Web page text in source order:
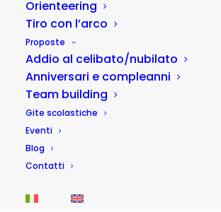
Orienteering
Tiro con l’arco
Proposte
Addio al celibato/nubilato
Anniversari e compleanni
Team building
Gite scolastiche
Eventi
Blog
Contatti
ragionevolmente prevedibili
del regolamento dell’attività stesse.
REGOLAMENTO COMPLETO
Mancata
partecipazione o
annullamento